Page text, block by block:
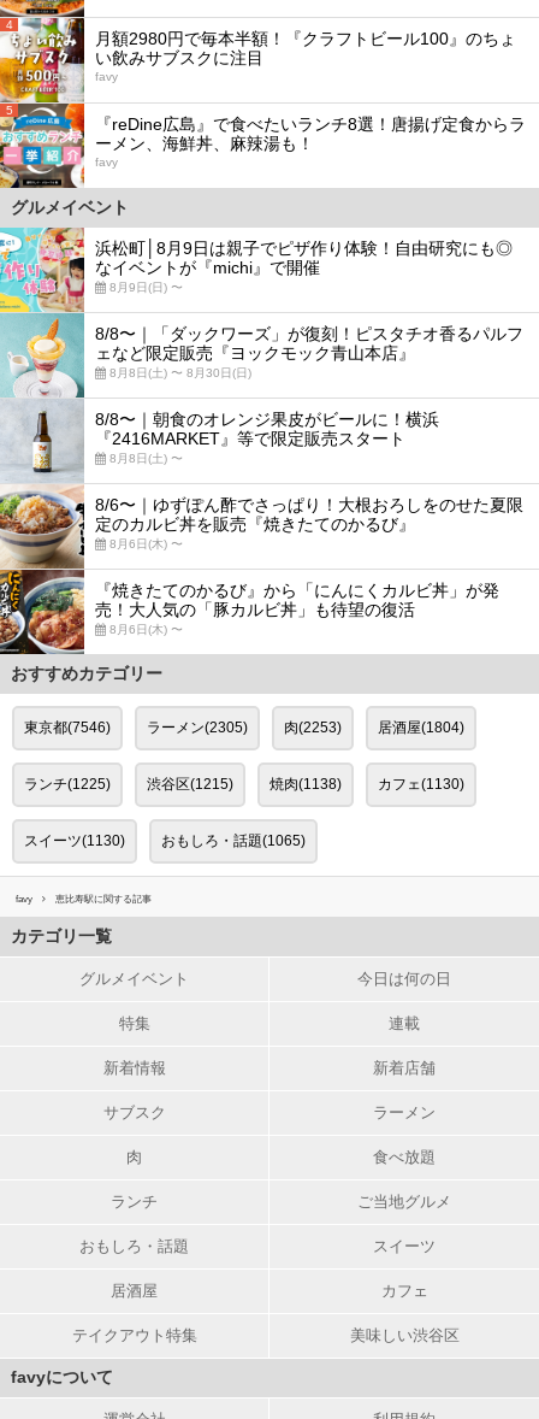
4
月額2980円で毎本半額！『クラフトビール100』のちょ
い飲みサブスクに注目
favy
5
『reDine広島』で食べたいランチ8選！唐揚げ定食からラ
ーメン、海鮮丼、麻辣湯も！
favy
グルメイベント
浜松町│8月9日は親子でピザ作り体験！自由研究にも◎
なイベントが『michi』で開催
8月9日(日) 〜
8/8〜｜「ダックワーズ」が復刻！ピスタチオ香るパルフ
ェなど限定販売『ヨックモック青山本店』
8月8日(土) 〜 8月30日(日)
8/8〜｜朝食のオレンジ果皮がビールに！横浜
『2416MARKET』等で限定販売スタート
8月8日(土) 〜
8/6〜｜ゆずぽん酢でさっぱり！大根おろしをのせた夏限
定のカルビ丼を販売『焼きたてのかるび』
8月6日(木) 〜
『焼きたてのかるび』から「にんにくカルビ丼」が発
売！大人気の「豚カルビ丼」も待望の復活
8月6日(木) 〜
おすすめカテゴリー
東京都(7546) ラーメン(2305) 肉(2253) 居酒屋(1804)
ランチ(1225) 渋谷区(1215) 焼肉(1138) カフェ(1130)
スイーツ(1130) おもしろ・話題(1065)
favy 恵比寿駅に関する記事
カテゴリ一覧
グルメイベント 今日は何の日
特集 連載
新着情報 新着店舗
サブスク ラーメン
肉 食べ放題
ランチ ご当地グルメ
おもしろ・話題 スイーツ
居酒屋 カフェ
テイクアウト特集 美味しい渋谷区
favyについて